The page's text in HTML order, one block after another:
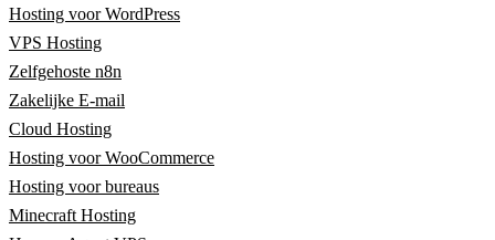
Hosting voor WordPress
VPS Hosting
Zelfgehoste n8n
Zakelijke E-mail
Cloud Hosting
Hosting voor WooCommerce
Hosting voor bureaus
Minecraft Hosting